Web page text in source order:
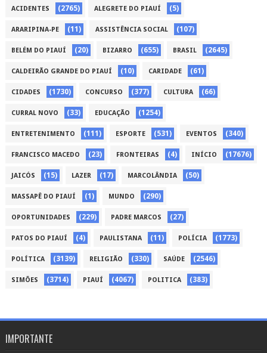
ACIDENTES (2765) ALEGRETE DO PIAUÍ (5)
ARARIPINA-PE (11) ASSISTÊNCIA SOCIAL (107)
BELÉM DO PIAUÍ (20) BIZARRO (655) BRASIL (2645)
CALDEIRÃO GRANDE DO PIAUÍ (10) CARIDADE (61)
CIDADES (1730) CONCURSO (377) CULTURA (66)
CURRAL NOVO (33) EDUCAÇÃO (1254)
ENTRETENIMENTO (111) ESPORTE (531) EVENTOS (340)
FRANCISCO MACEDO (23) FRONTEIRAS (4) INÍCIO (17676)
JAICÓS (15) LAZER (17) MARCOLÂNDIA (50)
MASSAPÊ DO PIAUÍ (1) MUNDO (290)
OPORTUNIDADES (229) PADRE MARCOS (27)
PATOS DO PIAUÍ (4) PAULISTANA (11) POLÍCIA (1773)
POLÍTICA (3139) RELIGIÃO (330) SAÚDE (2546)
SIMÕES (3714) PIAUÍ (4067) POLITICA (383)
IMPORTANTE